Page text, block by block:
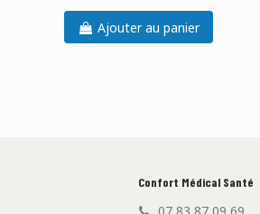
Ajouter au panier
Confort Médical Santé